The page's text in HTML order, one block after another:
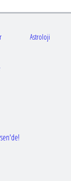
Astroloji